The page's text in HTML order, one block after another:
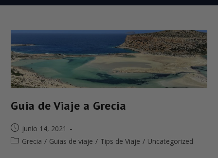
Guia de Viaje a Grecia
junio 14, 2021
Grecia / Guias de viaje / Tips de Viaje / Uncategorized